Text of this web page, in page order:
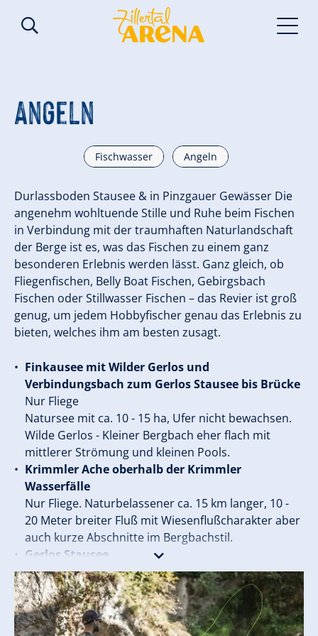
Angeln
Fischwasser Angeln
Durlassboden Stausee & in Pinzgauer Gewässer Die
angenehm wohltuende Stille und Ruhe beim Fischen
in Verbindung mit der traumhaften Naturlandschaft
der Berge ist es, was das Fischen zu einem ganz
besonderen Erlebnis werden lässt. Ganz gleich, ob
Fliegenfischen, Belly Boat Fischen, Gebirgsbach
Fischen oder Stillwasser Fischen – das Revier ist groß
genug, um jedem Hobbyfischer genau das Erlebnis zu
bieten, welches ihm am besten zusagt.
Finkausee mit Wilder Gerlos und
Verbindungsbach zum Gerlos Stausee bis Brücke
Nur Fliege
Natursee mit ca. 10 - 15 ha, Ufer nicht bewachsen.
Wilde Gerlos - Kleiner Bergbach eher flach mit
mittlerer Strömung und kleinen Pools.
Krimmler Ache oberhalb der Krimmler
Wasserfälle
Nur Fliege. Naturbelassener ca. 15 km langer, 10 -
20 Meter breiter Fluß mit Wiesenflußcharakter aber
auch kurze Abschnitte im Bergbachstil.
Gerlos Stausee
mit Verbindungsbach vom Finkausee ab Brücke
Mischgewässer. Bei Vollstau ca. 100 ha
Wasserfläche mit eher steilem Ufer.
Krimmler Ache